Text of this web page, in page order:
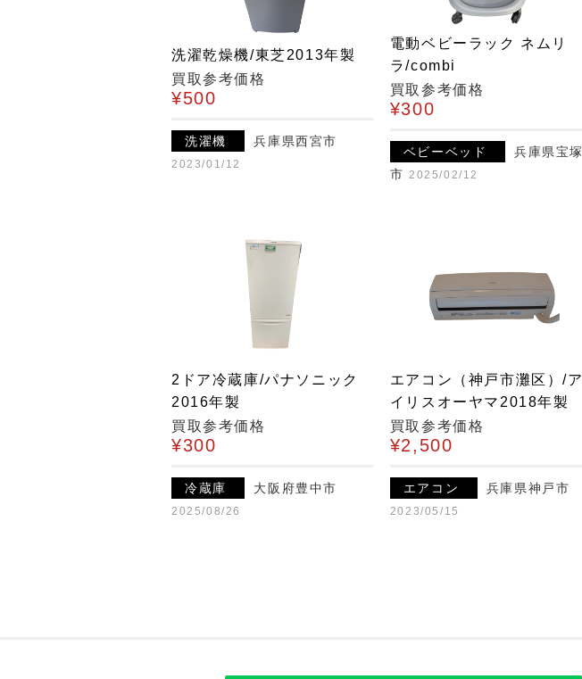
洗濯乾燥機/東芝2013年製
買取参考価格
¥500
洗濯機 兵庫県西宮市
2023/01/12
電動ベビーラック ネムリ
ラ/combi
買取参考価格
¥300
ベビーベッド
兵庫県宝塚
市 2025/02/12
2ドア冷蔵庫/パナソニック
2016年製
買取参考価格
¥300
冷蔵庫 大阪府豊中市
2025/08/26
エアコン（神戸市灘区）/ア
イリスオーヤマ2018年製
買取参考価格
¥2,500
エアコン 兵庫県神戸市
2023/05/15